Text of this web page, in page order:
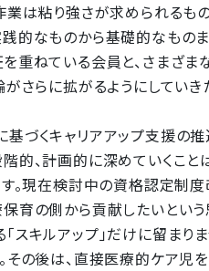
業は粘り強さが求められるも
的なものから基礎的なもの
重ねている会員と、さまざ
さらに拡がるようにしていき
づくキャリアアップ支援の推
的、計画的に深めていくこ
す。現在検討中の資格認定制
育の側から貢献したいという
スキルアップ」だけに留ま
その後は、直接医療的ケア